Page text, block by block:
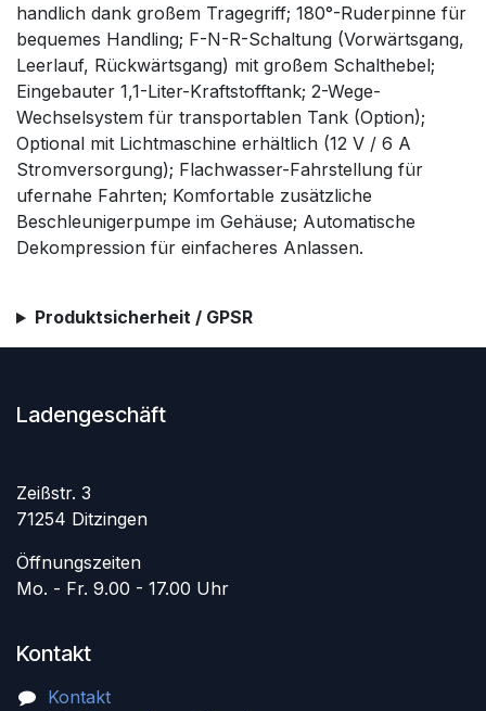
handlich dank großem Tragegriff; 180°-Ruderpinne für
bequemes Handling; F-N-R-Schaltung (Vorwärtsgang,
Leerlauf, Rückwärtsgang) mit großem Schalthebel;
Eingebauter 1,1-Liter-Kraftstofftank; 2-Wege-
Wechselsystem für transportablen Tank (Option);
Optional mit Lichtmaschine erhältlich (12 V / 6 A
Stromversorgung); Flachwasser-Fahrstellung für
ufernahe Fahrten; Komfortable zusätzliche
Beschleunigerpumpe im Gehäuse; Automatische
Dekompression für einfacheres Anlassen.
Produktsicherheit / GPSR
Ladengeschäft
Zeißstr. 3
71254 Ditzingen
Öffnungszeiten
Mo. - Fr. 9.00 - 17.00 Uhr
Kontakt
Kontakt